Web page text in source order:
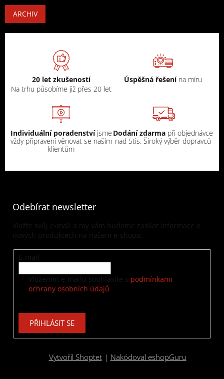
ARCHIV
20 let zkušeností
Na trhu působíme již přes 20 let
Úspěšná řešení na míru
Individuální poradenstvíjsme
vždy připraveni věnovat se našim
klientům
Dodání zdarma při objednávce
nad 5tis. Široký výběr dopravců
Odebírat newsletter
Vložte svůj e-mail a my vám budeme zasílat informace o
nových produktech na našem e-shopu.
E-mail
Vložením e-mailu souhlasíte s podmínkami
ochrany osobních údajů
PŘIHLÁSIT SE
Vytvořil Shoptet | Nakódoval eshopGuru